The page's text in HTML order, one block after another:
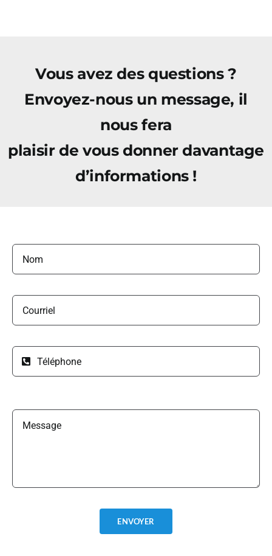
Vous avez des questions ?
Envoyez-nous un message, il
nous fera
plaisir de vous donner davantage
d’informations !
ENVOYER